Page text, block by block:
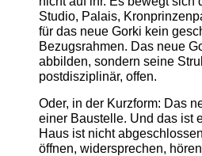
Studio, Palais,
für das neue Gorki kein
Bezugsrahmen. Das neue
abbilden, sondern seine
postdisziplinär, offen.
Oder, in der Kurzform: Das
einer Baustelle. Und das ist
Haus ist nicht
öffnen, widersprechen,